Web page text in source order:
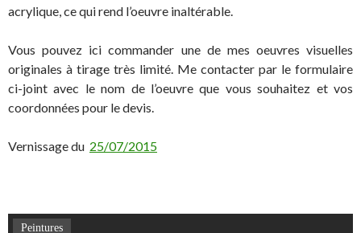
acrylique, ce qui rend l’oeuvre inaltérable.
Vous pouvez ici commander une de mes oeuvres visuelles
originales à tirage très limité. Me contacter par le formulaire
ci-joint avec le nom de l’oeuvre que vous souhaitez et vos
coordonnées pour le devis.
Vernissage du 25/07/2015
Peintures